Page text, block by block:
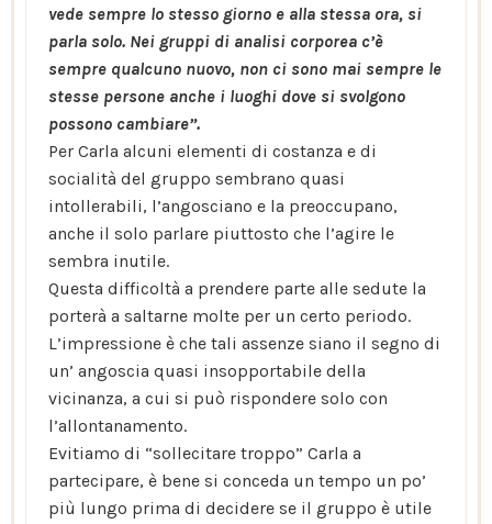
vede sempre lo stesso giorno e alla stessa ora, si
parla solo. Nei gruppi di analisi corporea c’è
sempre qualcuno nuovo, non ci sono mai sempre le
stesse persone anche i luoghi dove si svolgono
possono cambiare”.
Per Carla alcuni elementi di costanza e di
socialità del gruppo sembrano quasi
intollerabili, l’angosciano e la preoccupano,
anche il solo parlare piuttosto che l’agire le
sembra inutile.
Questa difficoltà a prendere parte alle sedute la
porterà a saltarne molte per un certo periodo.
L’impressione è che tali assenze siano il segno di
un’ angoscia quasi insopportabile della
vicinanza, a cui si può rispondere solo con
l’allontanamento.
Evitiamo di “sollecitare troppo” Carla a
partecipare, è bene si conceda un tempo un po’
più lungo prima di decidere se il gruppo è utile